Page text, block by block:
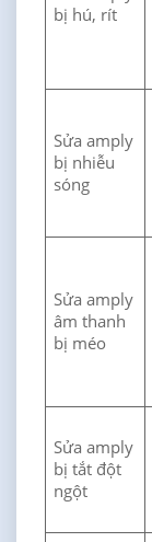
bị hú, rít
Sửa amply
bị nhiễu
sóng
Sửa amply
âm thanh
bị méo
Sửa amply
bị tắt đột
ngột